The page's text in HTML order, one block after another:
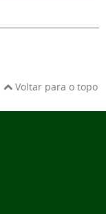
Voltar para o topo